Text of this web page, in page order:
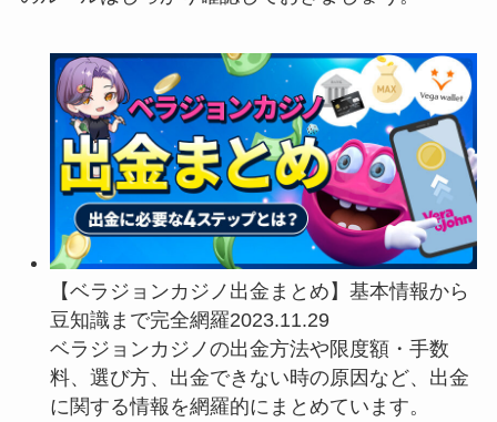
【ベラジョンカジノ出金まとめ】基本情報から
豆知識まで完全網羅2023.11.29
ベラジョンカジノの出金方法や限度額・手数
料、選び方、出金できない時の原因など、出金
に関する情報を網羅的にまとめています。